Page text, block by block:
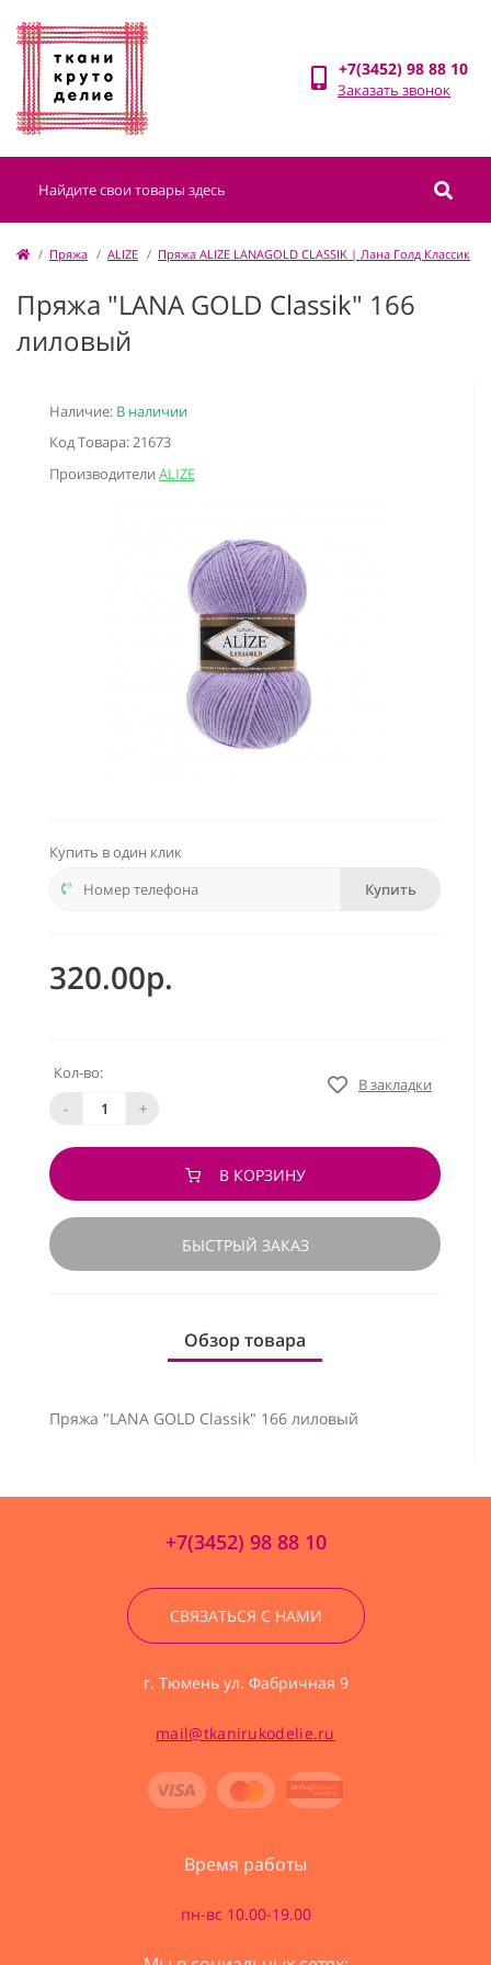
+7(3452) 98 88 10
Заказать звонок
Пряжа ALIZE Пряжа ALIZE LANAGOLD CLASSIK | Лана Голд Классик
Пряжа "LANA GOLD Classik" 166
лиловый
Наличие: В наличии
Код Товара: 21673
Производители ALIZE
Купить в один клик
Купить
320.00р.
Кол-во:
-
+
В закладки
В КОРЗИНУ
БЫСТРЫЙ ЗАКАЗ
Обзор товара
Пряжа "LANA GOLD Classik" 166 лиловый
+7(3452) 98 88 10
СВЯЗАТЬСЯ С НАМИ
г. Тюмень ул. Фабричная 9
mail@tkanirukodelie.ru
Время работы
пн-вс 10.00-19.00